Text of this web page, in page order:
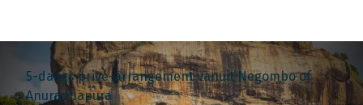
5-daags privé-arrangement vanuit Negombo of
Anuradhapura